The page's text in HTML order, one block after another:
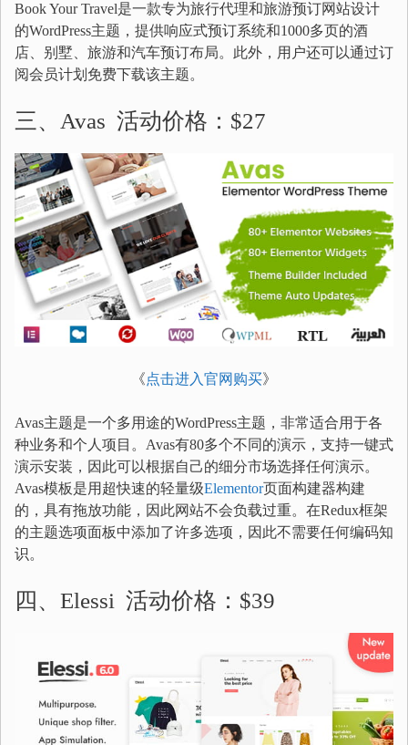
Book Your Travel是一款专为旅行代理和旅游预订网站设计
的WordPress主题，提供响应式预订系统和1000多页的酒
店、别墅、旅游和汽车预订布局。此外，用户还可以通过订
阅会员计划免费下载该主题。
三、Avas 活动价格：$27
《点击进入官网购买》
Avas主题是一个多用途的WordPress主题，非常适合用于各
种业务和个人项目。Avas有80多个不同的演示，支持一键式
演示安装，因此可以根据自己的细分市场选择任何演示。
Avas模板是用超快速的轻量级Elementor页面构建器构建
的，具有拖放功能，因此网站不会负载过重。在Redux框架
的主题选项面板中添加了许多选项，因此不需要任何编码知
识。
四、Elessi 活动价格：$39